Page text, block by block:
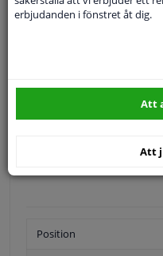
Position
erbjudanden i fönstret åt dig.
Att
Att